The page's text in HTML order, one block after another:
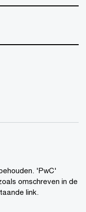
'PwC'
omschreven in de
link.